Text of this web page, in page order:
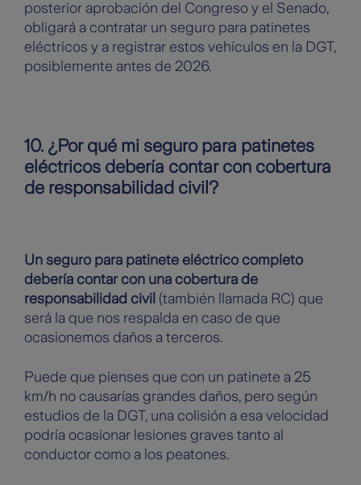
posterior aprobación del Congreso y el Senado,
obligará a contratar un seguro para patinetes
eléctricos y a registrar estos vehículos en la DGT,
posiblemente antes de 2026.
10. ¿Por qué mi seguro para patinetes
eléctricos debería contar con cobertura
de responsabilidad civil?
Un seguro para patinete eléctrico completo
debería contar con una cobertura de
responsabilidad civil (también llamada RC) que
será la que nos respalda en caso de que
ocasionemos daños a terceros.
Puede que pienses que con un patinete a 25
km/h no causarías grandes daños, pero según
estudios de la DGT, una colisión a esa velocidad
podría ocasionar lesiones graves tanto al
conductor como a los peatones.